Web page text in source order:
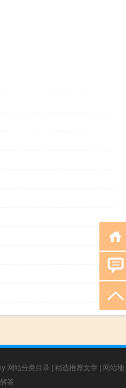
网站分类目录 | 精选推荐文章 | 网站地
答